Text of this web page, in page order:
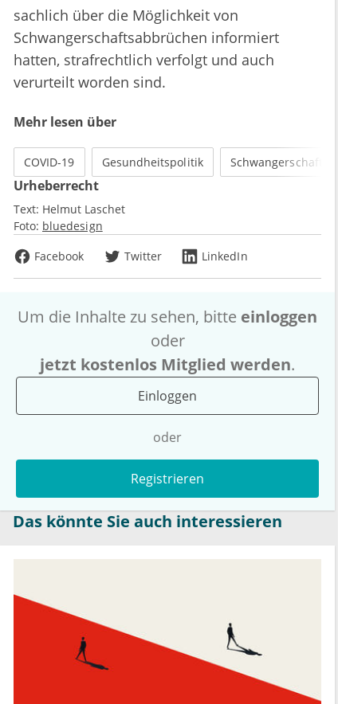
sachlich über die Möglichkeit von
Schwangerschaftsabbrüchen informiert
hatten, strafrechtlich verfolgt und auch
verurteilt worden sind.
Mehr lesen über
COVID-19 Gesundheitspolitik
Urheberrecht
Text: Helmut Laschet
Foto: bluedesign
Facebook
Twitter LinkedIn
Um die Inhalte zu sehen, bitte einloggen
oder
jetzt kostenlos Mitglied werden.
Einloggen
oder
Registrieren
Das könnte Sie auch interessieren